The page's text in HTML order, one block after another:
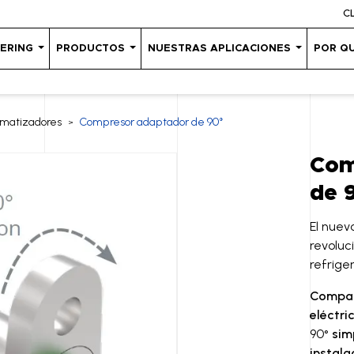
PRODUCTOS NUESTRAS APLICACIONES POR
> Compresor adaptador de 90°
de
El
90°